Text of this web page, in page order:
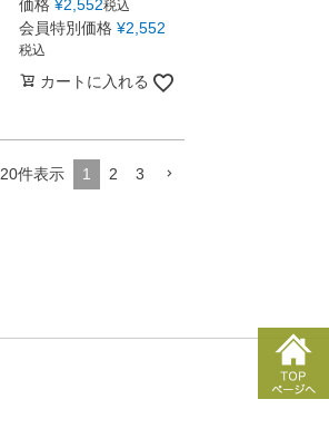
価格 ¥2,552税込
会員特別価格 ¥2,552
税込
カートに入れる
20件表示 1 2 3